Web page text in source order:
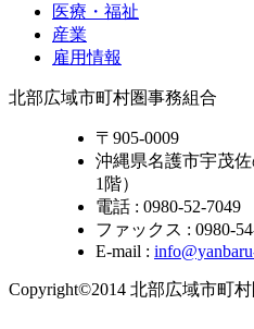
医療・福祉
産業
雇用情報
北部広域市町村圏事務組合
〒905-0009
沖縄県名護市宇茂
1階）
電話 : 0980-52-7049
ファックス : 0980-
E-mail :
Copyright©2014 北部広域市町